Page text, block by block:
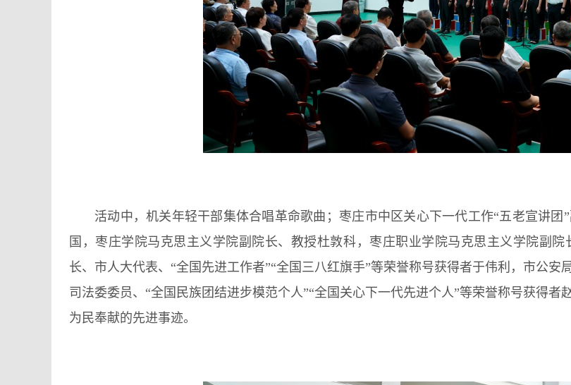
活动中，机关年轻干部集体合唱革命歌曲；枣庄市中区关心下一代工作“五老宣讲
国，枣庄学院马克思主义学院副院长、教授杜敦科，枣庄职业学院马克思主义学院副
长、市人大代表、“全国先进工作者”“全国三八红旗手”等荣誉称号获得者于伟利，市公
司法委委员、“全国民族团结进步模范个人”“全国关心下一代先进个人”等荣誉称号获得者
为民奉献的先进事迹。